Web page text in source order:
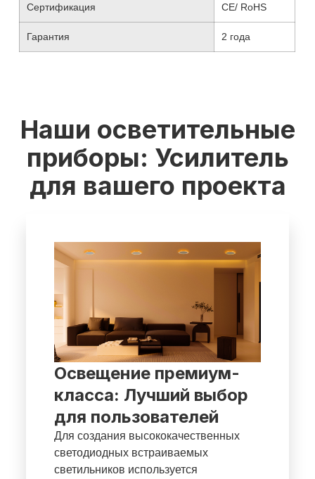
Сертификация CE/ RoHS
Гарантия 2 года
Наши осветительные
приборы: Усилитель
для вашего проекта
Освещение премиум-
класса: Лучший выбор
для пользователей
Для создания высококачественных
светодиодных встраиваемых
светильников используется